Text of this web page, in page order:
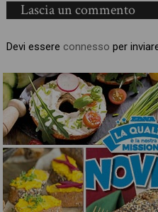
Lascia un commento
Devi essere connesso per